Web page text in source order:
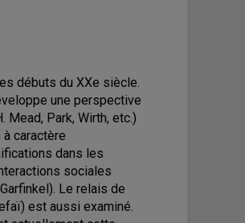
débuts du XXe siècle.
une perspective
Park, Wirth, etc.)
caractère
dans les
sociales
Le relais de
est aussi examiné.